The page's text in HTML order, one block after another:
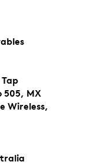
505, MX
Wireless,